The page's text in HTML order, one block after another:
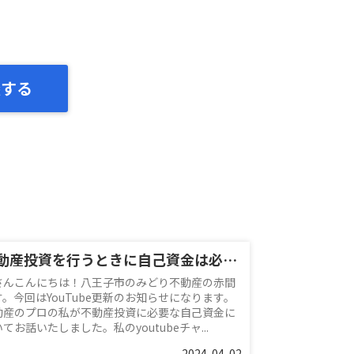
る
不動産投資を行うときに自己資金は必要？？
んこんにちは！八王子市のみどり不動産の赤間
。今回はYouTube更新のお知らせになります。
産のプロの私が不動産投資に必要な自己資金に
てお話いたしました。私のyoutubeチャ...